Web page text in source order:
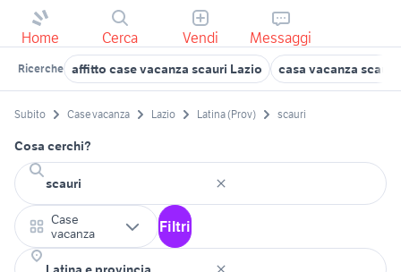
Home Cerca Vendi Messaggi
Ricerche affitto case vacanza scauri Lazio casa vacanza scauri
Subito Case vacanza Lazio Latina (Prov) scauri
Cosa cerchi?
Case
vacanza
Filtri